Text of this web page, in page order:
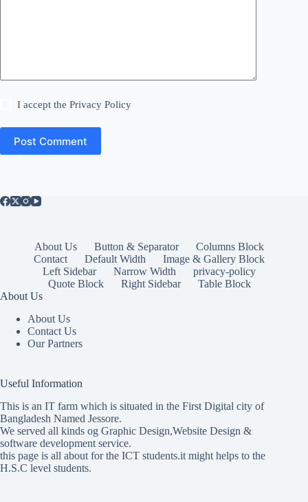
I accept thePrivacy Policy
Post Comment
About Us Button & Separator
Columns Block
Contact
Default Width
Image & Gallery Block
Left Sidebar
Narrow Width
privacy-policy
Quote Block
Right Sidebar
Table Block
About Us
About Us
Contact Us
Our Partners
Useful Information
This is an IT farm which is situated in the First Digital city of
Bangladesh Named Jessore.
We served all kinds og Graphic Design,Website Design &
software development service.
this page is all about for the ICT students.it might helps to the
H.S.C level students.